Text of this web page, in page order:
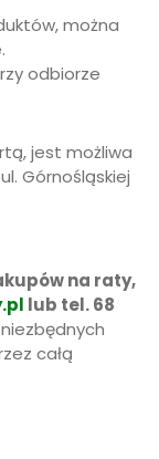
można
odbiorze
jest możliwa
Górnośląskiej
na raty,
lub tel. 68
całą